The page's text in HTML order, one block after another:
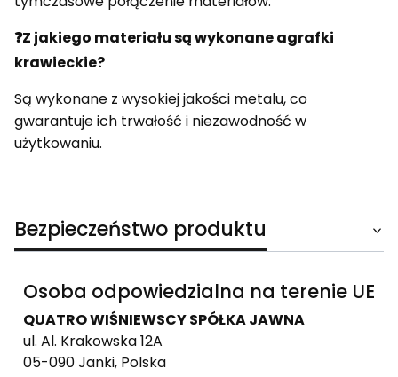
❓Z jakiego materiału są wykonane agrafki
krawieckie?
Są wykonane z wysokiej jakości metalu, co
gwarantuje ich trwałość i niezawodność w
użytkowaniu.
Bezpieczeństwo produktu
Osoba odpowiedzialna na terenie UE
QUATRO WIŚNIEWSCY SPÓŁKA JAWNA
ul. Al. Krakowska 12A
05-090 Janki, Polska